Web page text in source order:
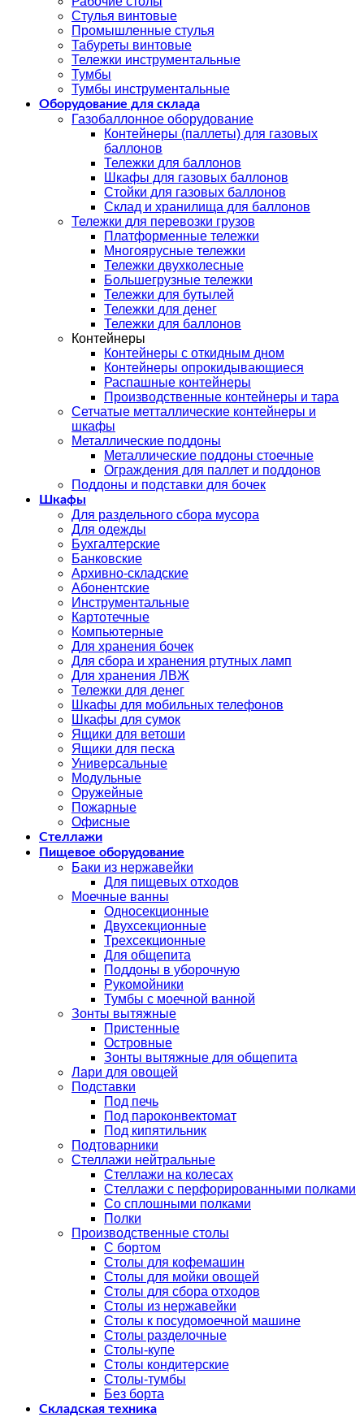
Стулья винтовые
Промышленные стулья
Табуреты винтовые
Тележки инструментальные
Тумбы
Тумбы инструментальные
Оборудование для склада
Газобаллонное оборудование
Контейнеры (паллеты) для газовых
баллонов
Тележки для баллонов
Шкафы для газовых баллонов
Стойки для газовых баллонов
Склад и хранилища для баллонов
Тележки для перевозки грузов
Платформенные тележки
Многоярусные тележки
Тележки двухколесные
Большегрузные тележки
Тележки для бутылей
Тележки для денег
Тележки для баллонов
Контейнеры
Контейнеры с откидным дном
Контейнеры опрокидывающиеся
Распашные контейнеры
Производственные контейнеры и тара
Сетчатые метталлические контейнеры и
шкафы
Металлические поддоны
Металлические поддоны стоечные
Ограждения для паллет и поддонов
Поддоны и подставки для бочек
Шкафы
Для раздельного сбора мусора
Для одежды
Бухгалтерские
Банковские
Архивно-складские
Абонентские
Инструментальные
Картотечные
Компьютерные
Для хранения бочек
Для сбора и хранения ртутных ламп
Для хранения ЛВЖ
Тележки для денег
Шкафы для мобильных телефонов
Шкафы для сумок
Ящики для ветоши
Ящики для песка
Универсальные
Модульные
Оружейные
Пожарные
Офисные
Стеллажи
Пищевое оборудование
Баки из нержавейки
Для пищевых отходов
Моечные ванны
Односекционные
Двухсекционные
Трехсекционные
Для общепита
Поддоны в уборочную
Рукомойники
Тумбы с моечной ванной
Зонты вытяжные
Пристенные
Островные
Зонты вытяжные для общепита
Лари для овощей
Подставки
Под печь
Под пароконвектомат
Под кипятильник
Подтоварники
Стеллажи нейтральные
Стеллажи на колесах
Стеллажи с перфорированными полками
Со сплошными полками
Полки
Производственные столы
С бортом
Столы для кофемашин
Столы для мойки овощей
Столы для сбора отходов
Столы из нержавейки
Столы к посудомоечной машине
Столы разделочные
Столы-купе
Столы кондитерские
Столы-тумбы
Без борта
Складская техника